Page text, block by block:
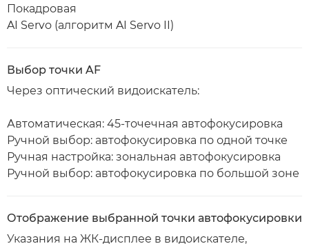
Покадровая
AI Servo (алгоритм AI Servo II)
Выбор точки AF
Через оптический видоискатель:
Автоматическая: 45-точечная автофокусировка
Ручной выбор: автофокусировка по одной точке
Ручная настройка: зональная автофокусировка
Ручной выбор: автофокусировка по большой зоне
Отображение выбранной точки автофокусировки
Указания на ЖК-дисплее в видоискателе,